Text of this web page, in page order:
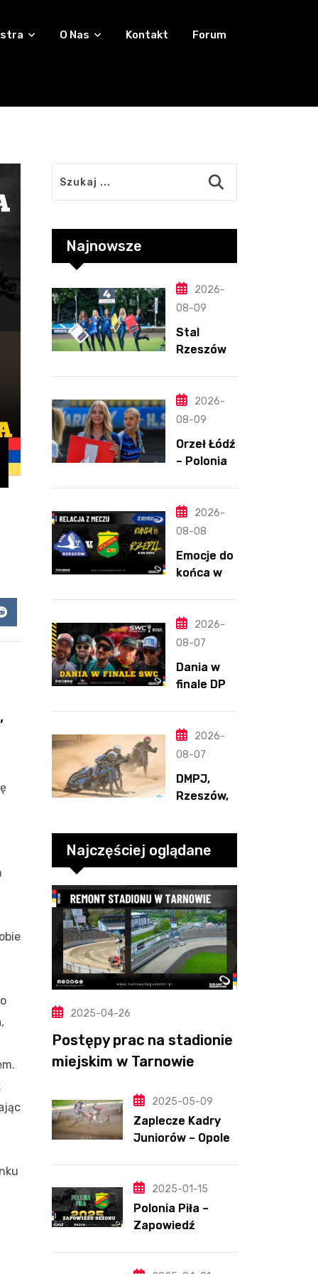
O Nas Kontakt Forum
Reddit
Najnowsze
2026-
08-09
Stal
Rzeszów –
8.08.2026
2026-
08-09
Orzeł Łódź
– Polonia
8.08.2026
2026-
08-08
Emocje do
końca w
dynamit
podporą
Świetny
Pickering
2026-
08-07
Dania w
finale DPŚ.
przebieg
półfinału
Bikernieku
2026-
08-07
DMPJ,
Rzeszów,
szkolenio
wa,
5.06.2026
Najczęściej oglądane
2025-04-26
Postępy prac na stadionie
miejskim w Tarnowie
2025-05-09
Zaplecze Kadry
Juniorów – Opole,
2025-01-15
Polonia Piła –
Zapowiedź